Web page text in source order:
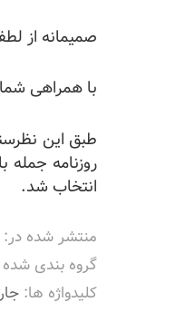
صمیمانه از
با همراهی شما
طبق این
انتخاب شد.
منتشر شده در:
گروه بندی
کلیدواژه ها: